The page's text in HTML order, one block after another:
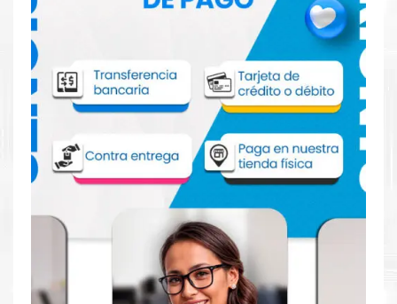
Comprar Kit de Mantenimiento Fusor
Lexmark 41X2097 para impresora 4240
2235
Aprovecha nuestra experiencia y atención para adquirir tus
productos. Tenemos promociones todos los dias. Escríbenos o
visítanos hoy para encontrar la solución perfecta para tu
impresoraLexmark, como la
Kit de Mantenimiento Fusor
Lexmark 41X2097 para impresora Lexmark XC4240, XC2235,
MC2325, CX622, CX625, CX421, CX522, CS521, C2240,
C2325, MC2535, MC2425, MC2640.
Dónde comprar Kit de Mantenimiento